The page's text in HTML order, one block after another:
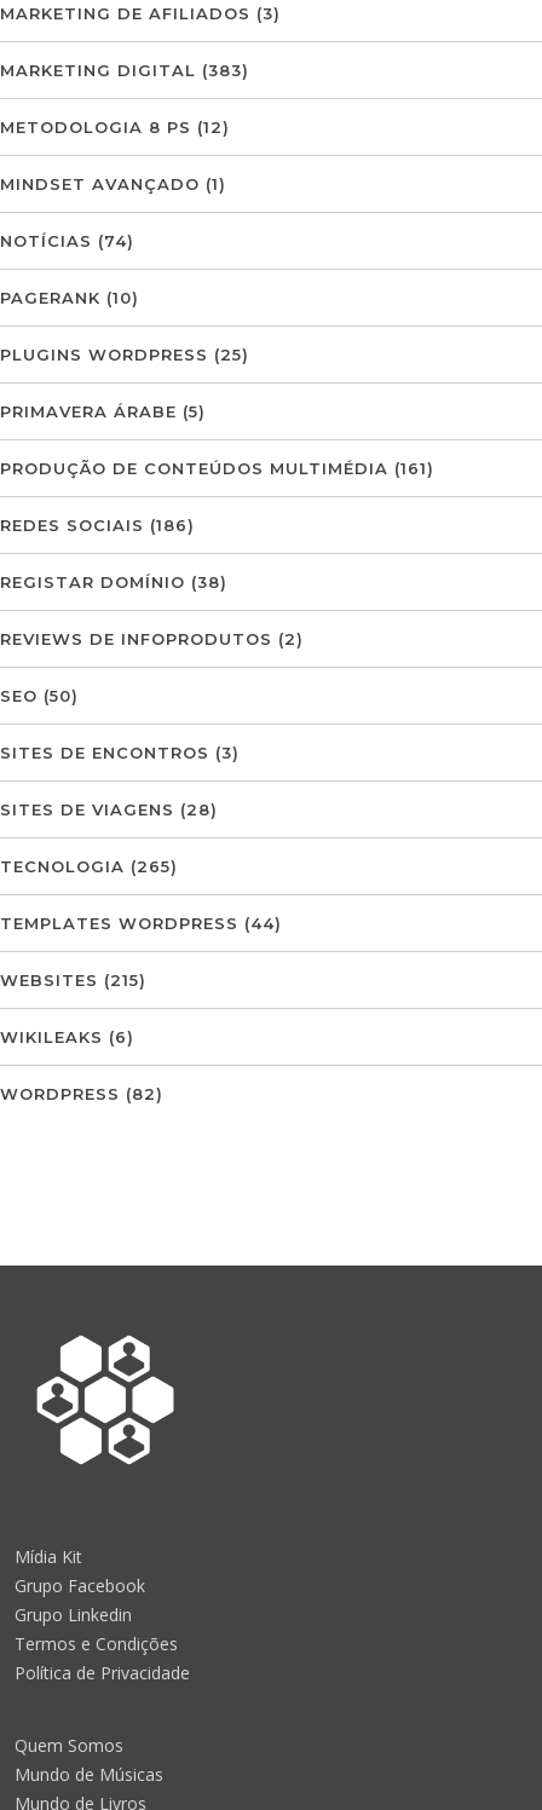
MARKETING DE AFILIADOS (3)
MARKETING DIGITAL (383)
METODOLOGIA 8 PS (12)
MINDSET AVANÇADO (1)
NOTÍCIAS (74)
PAGERANK (10)
PLUGINS WORDPRESS (25)
PRIMAVERA ÁRABE (5)
PRODUÇÃO DE CONTEÚDOS MULTIMÉDIA (161)
REDES SOCIAIS (186)
REGISTAR DOMÍNIO (38)
REVIEWS DE INFOPRODUTOS (2)
SEO (50)
SITES DE ENCONTROS (3)
SITES DE VIAGENS (28)
TECNOLOGIA (265)
TEMPLATES WORDPRESS (44)
WEBSITES (215)
WIKILEAKS (6)
WORDPRESS (82)
Mídia Kit
Grupo Facebook
Grupo Linkedin
Termos e Condições
Política de Privacidade
Quem Somos
Mundo de Músicas
Mundo de Livros